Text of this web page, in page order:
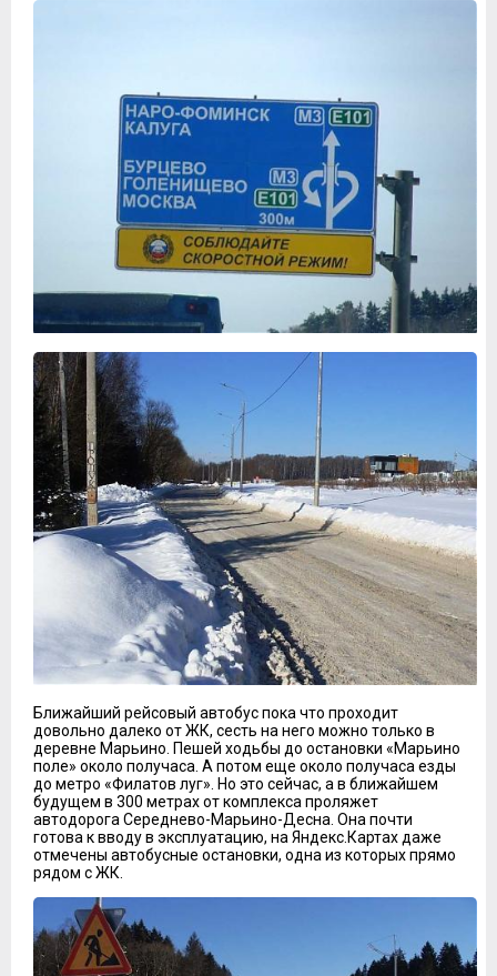
Ближайший рейсовый автобус пока что проходит
довольно далеко от ЖК, сесть на него можно только в
деревне Марьино. Пешей ходьбы до остановки «Марьино
поле» около получаса. А потом еще около получаса езды
до метро «Филатов луг». Но это сейчас, а в ближайшем
будущем в 300 метрах от комплекса проляжет
автодорога Середнево-Марьино-Десна. Она почти
готова к вводу в эксплуатацию, на Яндекс.Картах даже
отмечены автобусные остановки, одна из которых прямо
рядом с ЖК.